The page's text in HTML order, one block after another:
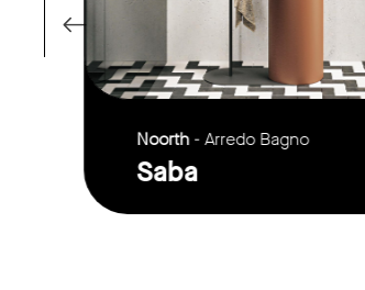
Noorth- Arredo Bagno
Saba